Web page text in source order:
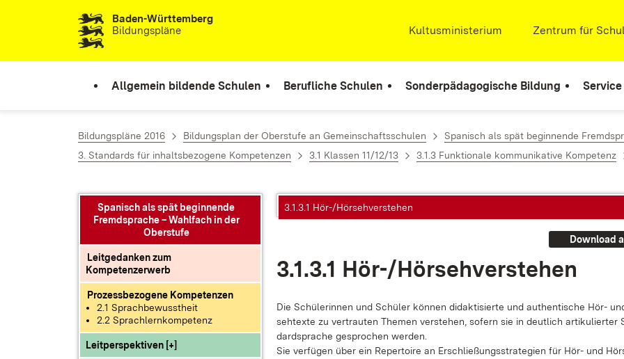
Zum Inhalt springenBaden-Württemberg
Bildungspläne
Extern:
Kultusministerium (Öffnet in neuem
Extern:
Zentrum für
Allgemein bildende Schulen Berufliche Schulen Sonderpädagogische Bildung Service
Bildungspläne 2016 Bildungsplan der Oberstufe an Gemeinschaftsschulen
Spanisch als spät beginnende
3. Standards für inhaltsbezogene Kompetenzen
3.1 Klassen 11/12/13 3.1.3 Funktionale kommunikative Kompetenz
Spanisch als spät beginnende
Fremdsprache – Wahlfach in der
Oberstufe
Leitgedanken zum
Kompetenzerwerb
Prozessbezogene Kompetenzen
2.1 Sprachbewusstheit
2.2 Sprachlernkompetenz
Leitperspektiven [+]
3.1.3.1 Hör-/Hörsehverstehen
Download
3.1.3.1 Hör-/Hör­seh­ver­ste­hen
Die Schü­le­rin­nen und Schü­ler kön­nen di­dak­ti­sier­te und au­then­ti­sche Hör-
seh­t­ex­te zu ver­trau­ten The­men ver­ste­hen, so­fern sie in deut­lich ar­ti­ku­lier­ter
dard­spra­che ge­spro­chen wer­den.
Sie ver­fü­gen über ein Re­per­toire an Er­schlie­ßungs­stra­te­gi­en für Hör- und